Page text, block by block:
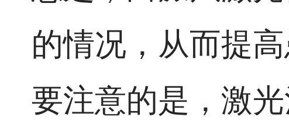
的情况，从而提
要注意的是，激